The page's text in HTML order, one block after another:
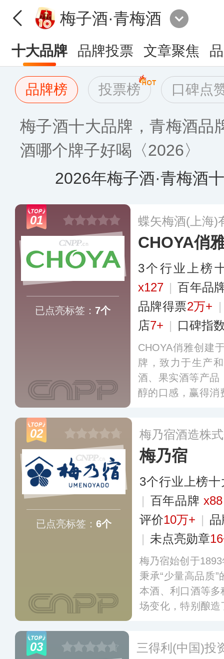
梅子酒·青梅酒
十大品牌 品牌投票 文章聚焦
品牌榜 投票榜 口碑点
梅子酒十大品牌，青梅酒品
酒哪个牌子好喝〈2026〉
2026年梅子酒·青梅酒
01
已点亮标签： 7个
蝶矢梅酒(上海)
CHOYA俏
3个行业上榜
x127 | 百年品
品牌得票2万+
店7+ | 口碑指
CHOYA俏雅创建
牌，致力于生产
酒、果实酒等产品
醇的口感，赢得消
市。更多
02
已点亮标签： 6个
梅乃宿酒造株
梅乃宿
3个行业上榜
| 百年品牌x88
评价10万+ |
| 未点亮勋章
梅乃宿始创于
秉承“少量高品质
本酒、利口酒等
场变化，特别酿
03 三得利(中国)投